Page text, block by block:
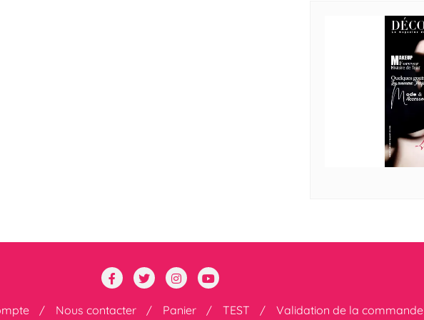
Nous contacter Panier TEST Validation de la commande